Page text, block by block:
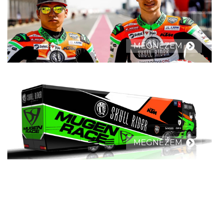
MEGNÉZEM
MEGNÉZEM